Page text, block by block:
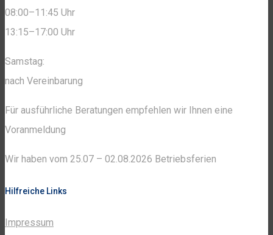
08:00–11:45 Uhr
13:15–17:00 Uhr
Samstag:
nach Vereinbarung
Für ausführliche Beratungen empfehlen wir Ihnen eine
Voranmeldung
Wir haben vom 25.07 – 02.08.2026 Betriebsferien
Hilfreiche Links
Impressum